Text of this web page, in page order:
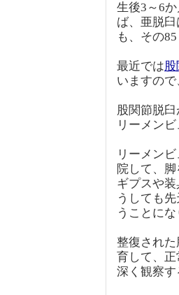
生後3～6
ば、亜脱
も、その
最近では
いますの
股関節脱
リーメン
リーメン
院して、
ギプスや
うしても
うことに
整復され
育して、
深く観察